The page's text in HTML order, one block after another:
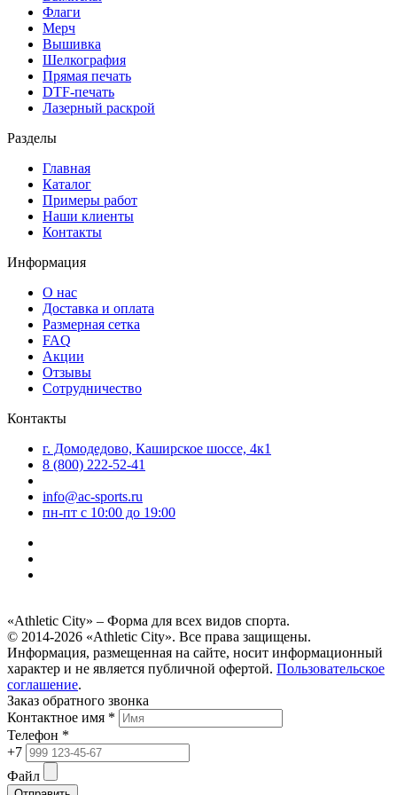
Флаги
Мерч
Вышивка
Шелкография
Прямая печать
DTF-печать
Лазерный раскрой
Разделы
Главная
Каталог
Примеры работ
Наши клиенты
Контакты
Информация
О нас
Доставка и оплата
Размерная сетка
FAQ
Акции
Отзывы
Сотрудничество
Контакты
г. Домодедово, Каширское шоссе, 4к1
8 (800) 222-52-41
info@ac-sports.ru
пн-пт c 10:00 до 19:00
«Athletic City» – Форма для всех видов спорта.
© 2014-2026 «Athletic City». Все права защищены.
Информация, размещенная на сайте, носит информационный
характер и не является публичной офертой. Пользовательское
соглашение.
Заказ обратного звонка
Контактное имя *
Телефон *
+7
Файл